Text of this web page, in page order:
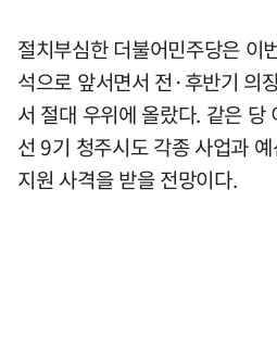
절치부심한 더불어민주당은 이
석으로 앞서면서 전·후반기 의
서 절대 우위에 올랐다. 같은 당
선 9기 청주시도 각종 사업과
지원 사격을 받을 전망이다.